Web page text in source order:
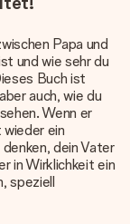
Papa und
und wie sehr du
Buch ist
auch, wie du
Wenn er
ein
dein Vater
in Wirklichkeit ein
, speziell